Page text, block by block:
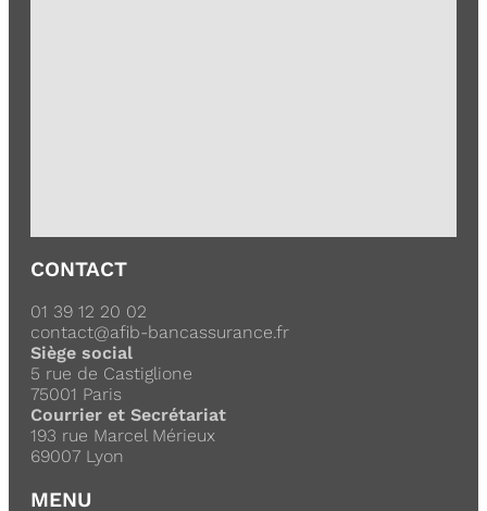
CONTACT
01 39 12 20 02
contact@afib-bancassurance.fr
Siège social
5 rue de Castiglione
75001 Paris
Courrier et Secrétariat
193 rue Marcel Mérieux
69007 Lyon
MENU